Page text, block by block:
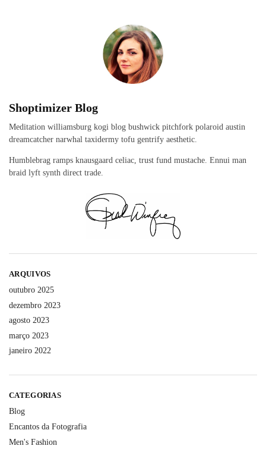
Shoptimizer Blog
Meditation williamsburg kogi blog bushwick pitchfork polaroid austin
dreamcatcher narwhal taxidermy tofu gentrify aesthetic.
Humblebrag ramps knausgaard celiac, trust fund mustache. Ennui man
braid lyft synth direct trade.
ARQUIVOS
outubro 2025
dezembro 2023
agosto 2023
março 2023
janeiro 2022
CATEGORIAS
Blog
Encantos da Fotografia
Men's Fashion